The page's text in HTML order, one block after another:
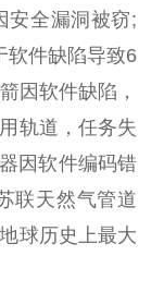
安全漏洞被窃;
软件缺陷导致6
因软件缺陷，
轨道，任务失
因软件编码错
联天然气管道
球历史上最大